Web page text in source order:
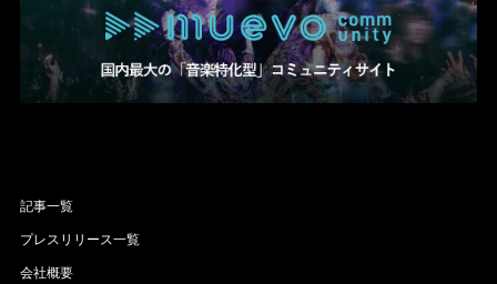
記事一覧
プレスリリース一覧
会社概要